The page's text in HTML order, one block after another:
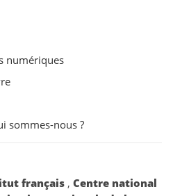
numériques
sommes-nous ?
français , Centre national